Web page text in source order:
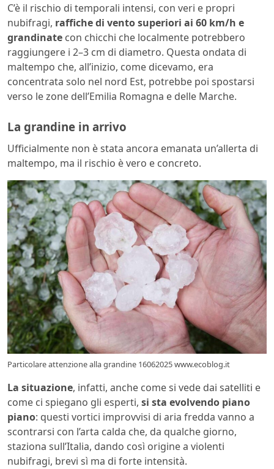
C’è il rischio di temporali intensi, con veri e propri
nubifragi, raffiche di vento superiori ai 60 km/h e
grandinate con chicchi che localmente potrebbero
raggiungere i 2–3 cm di diametro. Questa ondata di
maltempo che, all’inizio, come dicevamo, era
concentrata solo nel nord Est, potrebbe poi spostarsi
verso le zone dell’Emilia Romagna e delle Marche.
La grandine in arrivo
Ufficialmente non è stata ancora emanata un’allerta di
maltempo, ma il rischio è vero e concreto.
Particolare attenzione alla grandine 16062025 www.ecoblog.it
La situazione, infatti, anche come si vede dai satelliti e
come ci spiegano gli esperti, si sta evolvendo piano
piano: questi vortici improvvisi di aria fredda vanno a
scontrarsi con l’arta calda che, da qualche giorno,
staziona sull’Italia, dando così origine a violenti
nubifragi, brevi sì ma di forte intensità.